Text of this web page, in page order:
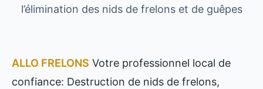
l’élimination des nids de frelons et de guêpes
ALLO FRELONS Votre professionnel local de
confiance: Destruction de nids de frelons,